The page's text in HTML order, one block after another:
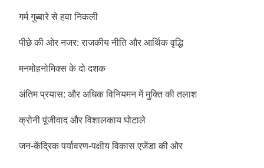
गर्म गुब्बारे से हवा निकली
पीछे की ओर नजर: राजकीय नीति और आर्थिक वृद्धि
मनमोहनोमिक्स के दो दशक
अंतिम प्रयास: और अधिक विनियमन में मुक्ति की तलाश
क्रोनी पूंजीवाद और विशालकाय घोटाले
जन-केंद्रिक पर्यावरण-पक्षीय विकास एजेंडा की ओर